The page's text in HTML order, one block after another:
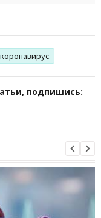
коронавирус
подпишись: